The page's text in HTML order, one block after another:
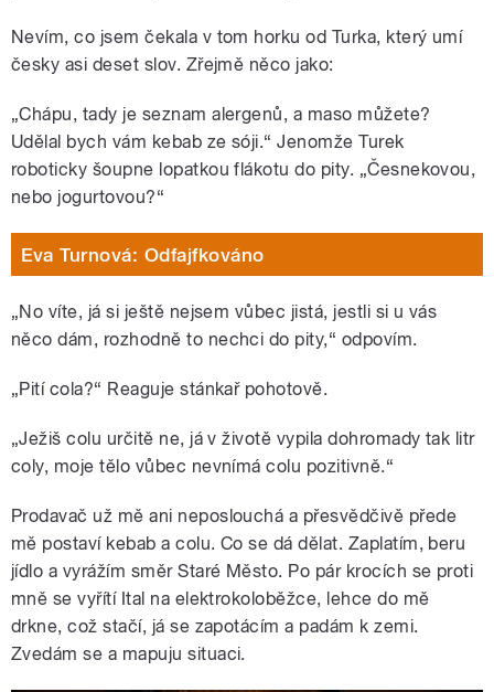
Nevím, co jsem čekala v tom horku od Turka, který umí
česky asi deset slov. Zřejmě něco jako:
„Chápu, tady je seznam alergenů, a maso můžete?
Udělal bych vám kebab ze sóji.“ Jenomže Turek
roboticky šoupne lopatkou flákotu do pity. „Česnekovou,
nebo jogurtovou?“
Eva Turnová: Odfajfkováno
„No víte, já si ještě nejsem vůbec jistá, jestli si u vás
něco dám, rozhodně to nechci do pity,“ odpovím.
„Pití cola?“ Reaguje stánkař pohotově.
„Ježiš colu určitě ne, já v životě vypila dohromady tak litr
coly, moje tělo vůbec nevnímá colu pozitivně.“
Prodavač už mě ani neposlouchá a přesvědčivě přede
mě postaví kebab a colu. Co se dá dělat. Zaplatím, beru
jídlo a vyrážím směr Staré Město. Po pár krocích se proti
mně se vyřítí Ital na elektrokoloběžce, lehce do mě
drkne, což stačí, já se zapotácím a padám k zemi.
Zvedám se a mapuju situaci.